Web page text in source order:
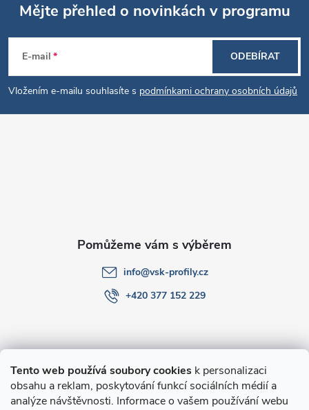
Tento web používá soubory cookies k personalizaci
obsahu a reklam, poskytování funkcí sociálních médií a
analýze návštěvnosti. Informace o vašem používání webu
Z
á
p
Mějte přehled o novinkách v programu
E-mail
Vložením e-mailu souhlasíte s podmínkami ochrany osobních údajů
ODEBÍRAT
O nákupu
info@vsk-profily.cz
+420 377 152 229